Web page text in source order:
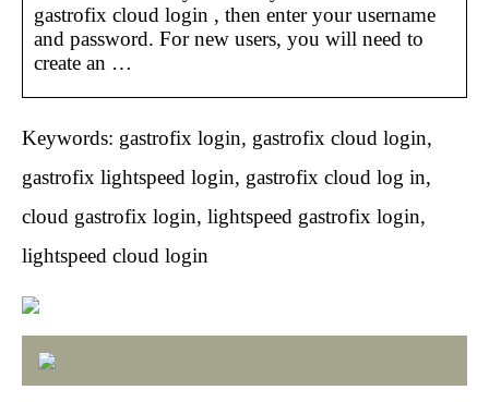
gastrofix cloud login , then enter your username
and password. For new users, you will need to
create an …
Keywords: gastrofix login, gastrofix cloud login,
gastrofix lightspeed login, gastrofix cloud log in,
cloud gastrofix login, lightspeed gastrofix login,
lightspeed cloud login